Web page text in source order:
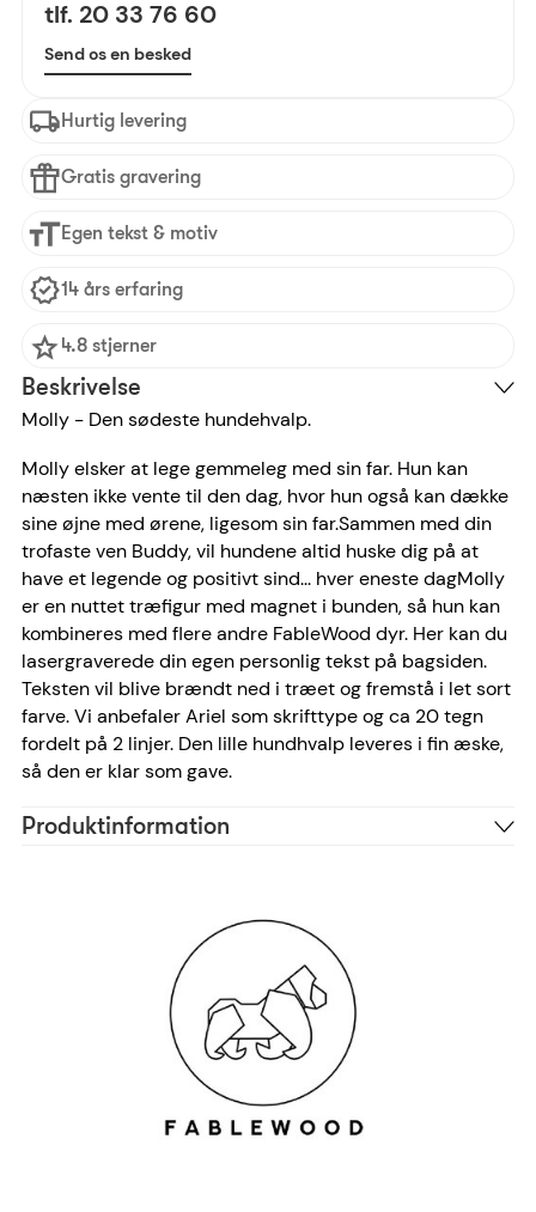
tlf. 20 33 76 60
Send os en besked
Hurtig levering
Gratis gravering
Egen tekst & motiv
14 års erfaring
4.8 stjerner
Beskrivelse
Molly - Den sødeste hundehvalp.
Molly elsker at lege gemmeleg med sin far. Hun kan
næsten ikke vente til den dag, hvor hun også kan dække
sine øjne med ørene, ligesom sin far.Sammen med din
trofaste ven Buddy, vil hundene altid huske dig på at
have et legende og positivt sind... hver eneste dagMolly
er en nuttet træfigur med magnet i bunden, så hun kan
kombineres med flere andre FableWood dyr. Her kan du
lasergraverede din egen personlig tekst på bagsiden.
Teksten vil blive brændt ned i træet og fremstå i let sort
farve. Vi anbefaler Ariel som skrifttype og ca 20 tegn
fordelt på 2 linjer. Den lille hundhvalp leveres i fin æske,
så den er klar som gave.
Produktinformation
Skrifttype anbefaling
Ariel, Bradley, Cosivia